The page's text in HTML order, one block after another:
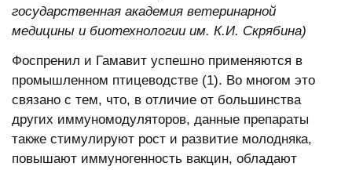
государственная академия ветеринарной
медицины и биотехнологии им. К.И. Скрябина)
Фоспренил и Гамавит успешно применяются в
промышленном птицеводстве (1). Во многом это
связано с тем, что, в отличие от большинства
других иммуномодуляторов, данные препараты
также стимулируют рост и развитие молодняка,
повышают иммуногенность вакцин, обладают